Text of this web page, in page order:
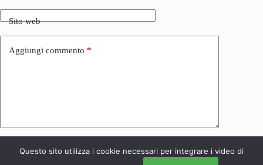
Sito web
Aggiungi commento *
Invia commento
Questo sito utilizza i cookie necessari per integrare i video di